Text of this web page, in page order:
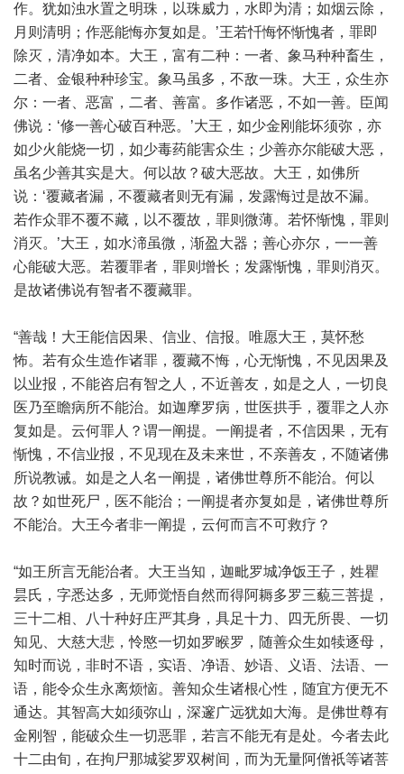
作。犹如浊水置之明珠，以珠威力，水即为清；如烟云除，
月则清明；作恶能悔亦复如是。’王若忏悔怀惭愧者，罪即
除灭，清净如本。大王，富有二种：一者、象马种种畜生，
二者、金银种种珍宝。象马虽多，不敌一珠。大王，众生亦
尔：一者、恶富，二者、善富。多作诸恶，不如一善。臣闻
佛说：‘修一善心破百种恶。’大王，如少金刚能坏须弥，亦
如少火能烧一切，如少毒药能害众生；少善亦尔能破大恶，
虽名少善其实是大。何以故？破大恶故。大王，如佛所
说：‘覆藏者漏，不覆藏者则无有漏，发露悔过是故不漏。
若作众罪不覆不藏，以不覆故，罪则微薄。若怀惭愧，罪则
消灭。’大王，如水渧虽微，渐盈大器；善心亦尔，一一善
心能破大恶。若覆罪者，罪则增长；发露惭愧，罪则消灭。
是故诸佛说有智者不覆藏罪。
“善哉！大王能信因果、信业、信报。唯愿大王，莫怀愁
怖。若有众生造作诸罪，覆藏不悔，心无惭愧，不见因果及
以业报，不能咨启有智之人，不近善友，如是之人，一切良
医乃至瞻病所不能治。如迦摩罗病，世医拱手，覆罪之人亦
复如是。云何罪人？谓一阐提。一阐提者，不信因果，无有
惭愧，不信业报，不见现在及未来世，不亲善友，不随诸佛
所说教诫。如是之人名一阐提，诸佛世尊所不能治。何以
故？如世死尸，医不能治；一阐提者亦复如是，诸佛世尊所
不能治。大王今者非一阐提，云何而言不可救疗？
“如王所言无能治者。大王当知，迦毗罗城净饭王子，姓瞿
昙氏，字悉达多，无师觉悟自然而得阿耨多罗三藐三菩提，
三十二相、八十种好庄严其身，具足十力、四无所畏、一切
知见、大慈大悲，怜愍一切如罗睺罗，随善众生如犊逐母，
知时而说，非时不语，实语、净语、妙语、义语、法语、一
语，能令众生永离烦恼。善知众生诸根心性，随宜方便无不
通达。其智高大如须弥山，深邃广远犹如大海。是佛世尊有
金刚智，能破众生一切恶罪，若言不能无有是处。今者去此
十二由旬，在拘尸那城娑罗双树间，而为无量阿僧祇等诸菩